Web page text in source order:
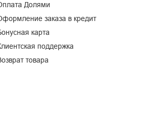
Долями
заказа в кредит
карта
поддержка
товара